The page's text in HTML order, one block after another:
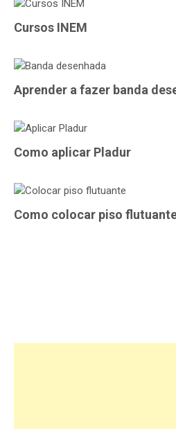
Cursos INEM
Aprender a fazer banda
Como aplicar Pladur
Como colocar piso